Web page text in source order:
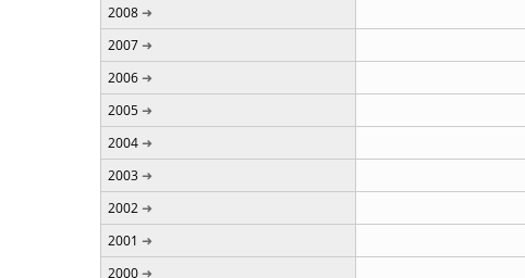
2008
2007
2006
2005
2004
2003
2002
2001
2000